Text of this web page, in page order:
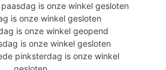
is onze winkel gesloten
is onze winkel gesloten
is onze winkel geopend
is onze winkel gesloten
pinksterdag is onze winkel